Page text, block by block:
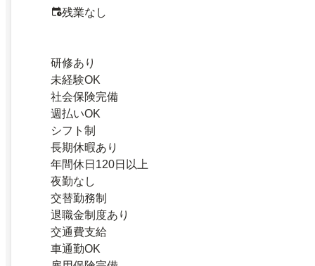
残業なし
研修あり
未経験OK
社会保険完備
週払いOK
シフト制
長期休暇あり
年間休日120日以上
夜勤なし
交替勤務制
退職金制度あり
交通費支給
車通勤OK